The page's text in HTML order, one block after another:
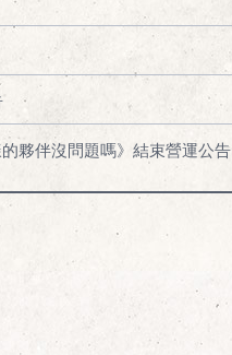
夥伴沒問題嗎》結束營運公告